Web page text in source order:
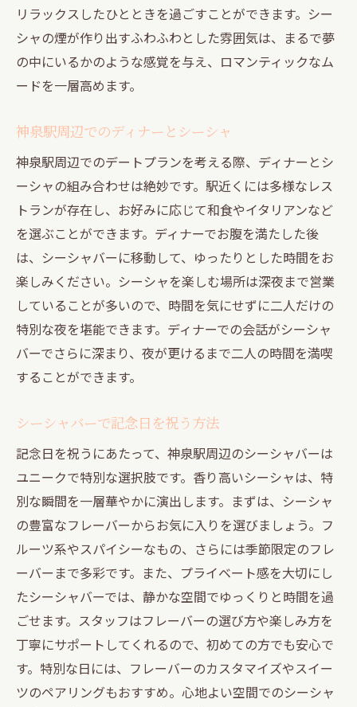
リラックスしたひとときを過ごすことができます。シー
シャの煙が作り出すふわふわとした雰囲気は、まるで夢
の中にいるかのような感覚を与え、ロマンティックなム
ードを一層高めます。
神泉駅周辺でのディナーとシーシャ
神泉駅周辺でのデートプランを考える際、ディナーとシ
ーシャの組み合わせは絶妙です。駅近くには多様なレス
トランが存在し、お好みに応じて和食やイタリアンなど
を選ぶことができます。ディナーでお腹を満たした後
は、シーシャバーに移動して、ゆったりとした時間をお
楽しみください。シーシャを楽しむ場所は深夜まで営業
していることが多いので、時間を気にせずに二人だけの
特別な夜を堪能できます。ディナーでの会話がシーシャ
バーでさらに深まり、夜が更けるまで二人の時間を満喫
することができます。
シーシャバーで記念日を祝う方法
記念日を祝うにあたって、神泉駅周辺のシーシャバーは
ユニークで特別な選択肢です。香り高いシーシャは、特
別な瞬間を一層華やかに演出します。まずは、シーシャ
の豊富なフレーバーからお気に入りを選びましょう。フ
ルーツ系やスパイシーなもの、さらには季節限定のフレ
ーバーまで多彩です。また、プライベート感を大切にし
たシーシャバーでは、静かな空間でゆっくりと時間を過
ごせます。スタッフはフレーバーの選び方や楽しみ方を
丁寧にサポートしてくれるので、初めての方でも安心で
す。特別な日には、フレーバーのカスタマイズやスイー
ツのペアリングもおすすめ。心地よい空間でのシーシャ